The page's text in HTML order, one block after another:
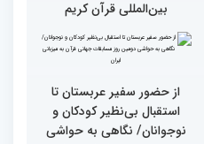
گزارش تصویری دومین روز
رقابت بخش برادران
چهلمین دوره مسابقات
بین‌المللی قرآن کریم(بخش
چهارم)